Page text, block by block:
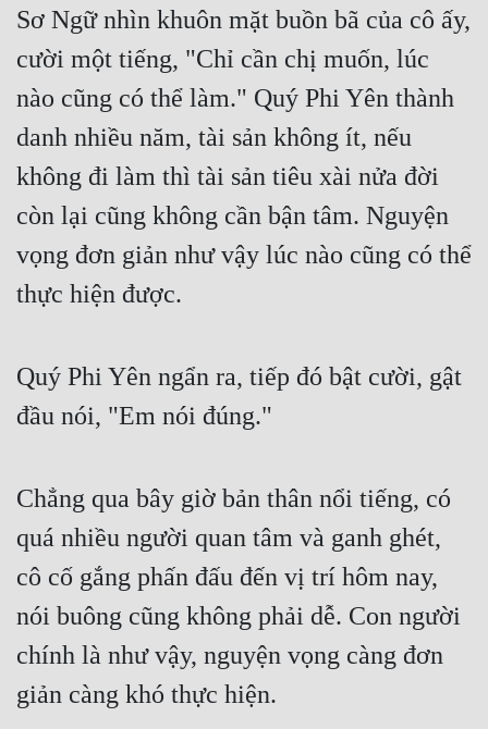
Kiếm Hiệp
Kỳ Huyễn
Làm Giàu
Mưu Mô
Mỹ Thực
Ngôn Tình
Nữ Cường
Nữ Phụ
Phong Thủy - Tâm Linh
Phản Phái
Sơ Ngữ nhìn khuôn mặt buồn bã của cô ấy,
cười một tiếng, "Chỉ cần chị muốn, lúc
nào cũng có thể làm." Quý Phi Yên thành
danh nhiều năm, tài sản không ít, nếu
không đi làm thì tài sản tiêu xài nửa đời
còn lại cũng không cần bận tâm. Nguyện
vọng đơn giản như vậy lúc nào cũng có thể
thực hiện được.
Quý Phi Yên ngẩn ra, tiếp đó bật cười, gật
đầu nói, "Em nói đúng."
Chẳng qua bây giờ bản thân nổi tiếng, có
quá nhiều người quan tâm và ganh ghét,
cô cố gắng phấn đấu đến vị trí hôm nay,
nói buông cũng không phải dễ. Con người
chính là như vậy, nguyện vọng càng đơn
giản càng khó thực hiện.